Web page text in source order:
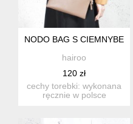
NODO BAG S CIEMNYBEŻ
hairoo
120 zł
cechy torebki: wykonana
ręcznie w polsce